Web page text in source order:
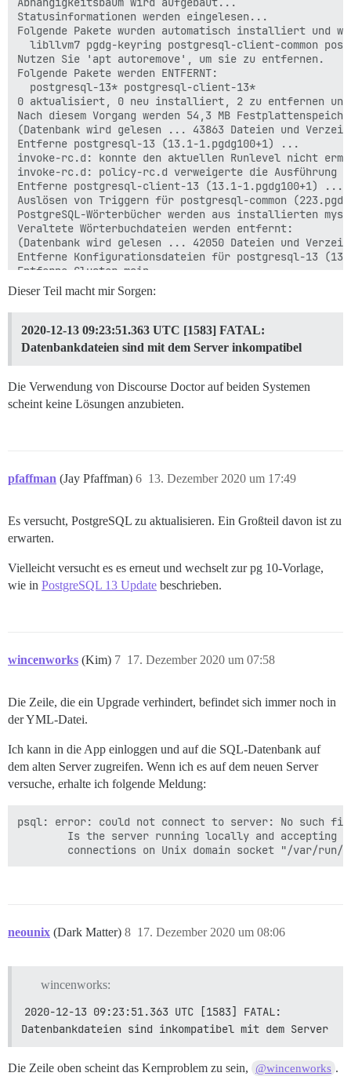
Dieser Teil macht mir Sorgen:
2020-12-13 09:23:51.363 UTC [1583] FATAL:
Datenbankdateien sind mit dem Server inkompatibel
Die Verwendung von Discourse Doctor auf beiden Systemen
scheint keine Lösungen anzubieten.
pfaffman (Jay Pfaffman) 13. Dezember 2020 um 17:49
6
Es versucht, PostgreSQL zu aktualisieren. Ein Großteil davon ist zu
erwarten.
Vielleicht versucht es es erneut und wechselt zur pg 10-Vorlage,
wie in PostgreSQL 13 Update beschrieben.
wincenworks (Kim) 17. Dezember 2020 um 07:58
7
Die Zeile, die ein Upgrade verhindert, befindet sich immer noch in
der YML-Datei.
Ich kann in die App einloggen und auf die SQL-Datenbank auf
dem alten Server zugreifen. Wenn ich es auf dem neuen Server
versuche, erhalte ich folgende Meldung:
psql: error: could not connect to server: No such
        Is the server running locally and accepting
connections on Unix domain socket "/var/run/
neounix (Dark Matter) 17. Dezember 2020 um 08:06
8
wincenworks:
2020-12-13 09:23:51.363 UTC [1583] FATAL:
Datenbankdateien sind inkompatibel mit dem Server
Die Zeile oben scheint das Kernproblem zu sein, @wincenworks .